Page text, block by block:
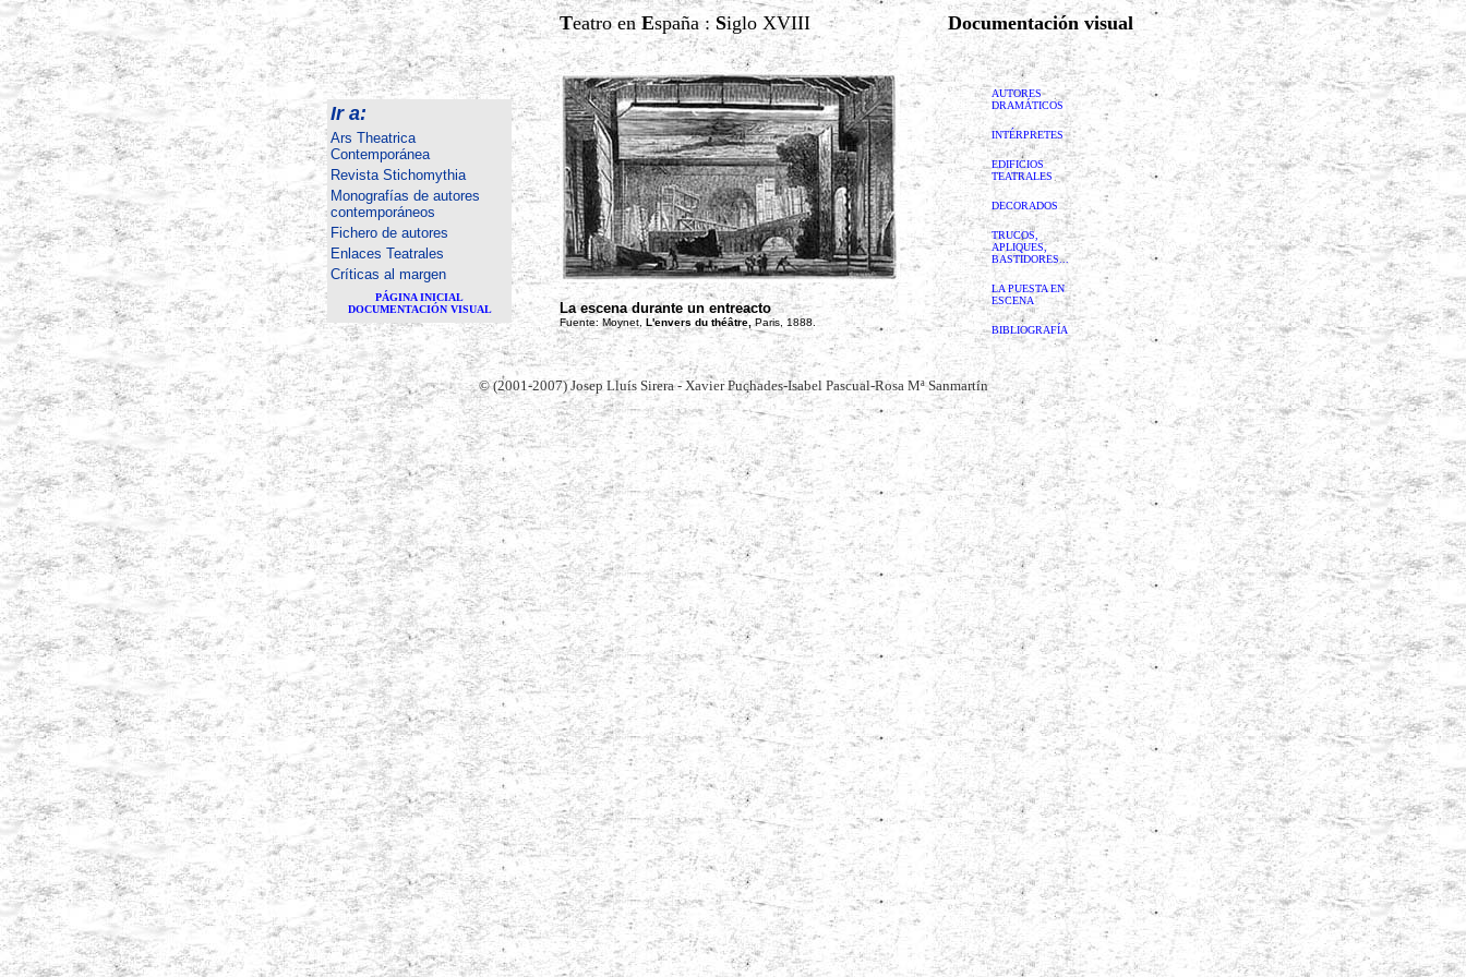
Ir a:
Ars Theatrica
Contemporánea
Revista Stichomythia
Monografías de autores
contemporáneos
Fichero de autores
Enlaces Teatrales
Críticas al margen
PÁGINA INICIAL
DOCUMENTACIÓN VISUAL
Teatro en España : Siglo XVIII
La escena durante un entreacto
Fuente: Moynet, L'envers du théâtre, Paris, 1888.
Documentación visual
AUTORES
DRAMÁTICOS
INTÉRPRETES
EDIFICIOS
TEATRALES
DECORADOS
TRUCOS,
APLIQUES,
BASTIDORES...
LA PUESTA EN
ESCENA
BIBLIOGRAFÍA
© (2001-2007) Josep Lluís Sirera - Xavier Puchades-Isabel Pascual-Rosa Mª Sanmartín